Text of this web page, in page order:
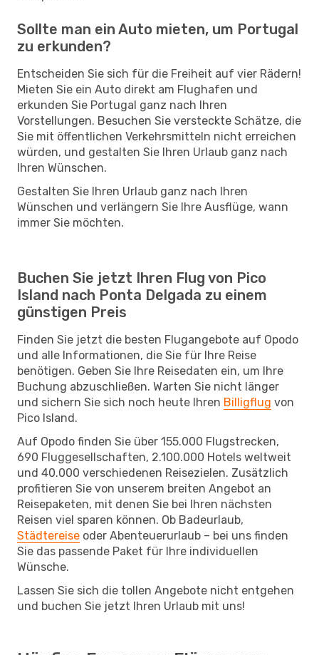
Sollte man ein Auto mieten, um Portugal
zu erkunden?
Entscheiden Sie sich für die Freiheit auf vier Rädern!
Mieten Sie ein Auto direkt am Flughafen und
erkunden Sie Portugal ganz nach Ihren
Vorstellungen. Besuchen Sie versteckte Schätze, die
Sie mit öffentlichen Verkehrsmitteln nicht erreichen
würden, und gestalten Sie Ihren Urlaub ganz nach
Ihren Wünschen.
Gestalten Sie Ihren Urlaub ganz nach Ihren
Wünschen und verlängern Sie Ihre Ausflüge, wann
immer Sie möchten.
Buchen Sie jetzt Ihren Flug von Pico
Island nach Ponta Delgada zu einem
günstigen Preis
Finden Sie jetzt die besten Flugangebote auf Opodo
und alle Informationen, die Sie für Ihre Reise
benötigen. Geben Sie Ihre Reisedaten ein, um Ihre
Buchung abzuschließen. Warten Sie nicht länger
und sichern Sie sich noch heute Ihren Billigflug von
Pico Island.
Auf Opodo finden Sie über 155.000 Flugstrecken,
690 Fluggesellschaften, 2.100.000 Hotels weltweit
und 40.000 verschiedenen Reisezielen. Zusätzlich
profitieren Sie von unserem breiten Angebot an
Reisepaketen, mit denen Sie bei Ihren nächsten
Reisen viel sparen können. Ob Badeurlaub,
Städtereise oder Abenteuerurlaub – bei uns finden
Sie das passende Paket für Ihre individuellen
Wünsche.
Lassen Sie sich die tollen Angebote nicht entgehen
und buchen Sie jetzt Ihren Urlaub mit uns!